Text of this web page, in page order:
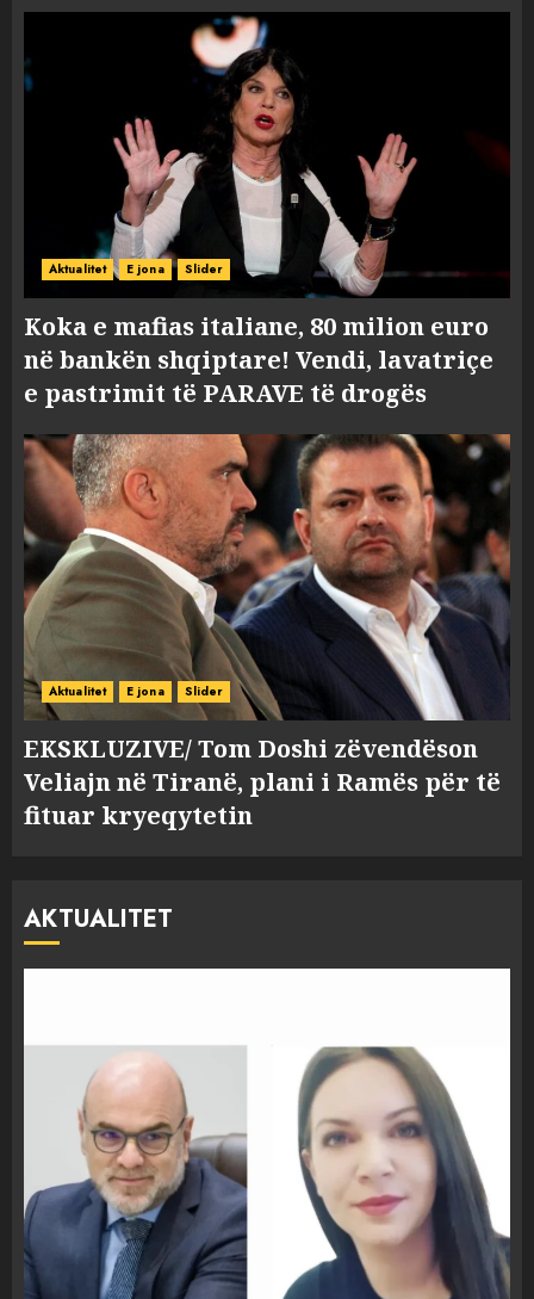
Aktualitet E jona Slider
Koka e mafias italiane, 80 milion euro
në bankën shqiptare! Vendi, lavatriçe
e pastrimit të PARAVE të drogës
Aktualitet E jona Slider
EKSKLUZIVE/ Tom Doshi zëvendëson
Veliajn në Tiranë, plani i Ramës për të
fituar kryeqytetin
AKTUALITET